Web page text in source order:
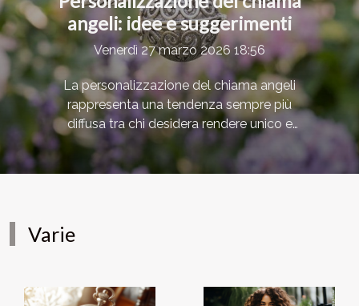
angeli: idee e suggerimenti
Venerdì 27 marzo 2026 18:56
La personalizzazione del chiama angeli
rappresenta una tendenza sempre più
diffusa tra chi desidera rendere unico e
significativo questo simbolico gioiello.
Proseguendo nella lettura, si potranno
davvero speciale. Lasciati ispirare dalle
o per fare un regalo indimenticabile.
Varie